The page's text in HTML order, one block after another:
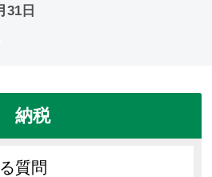
31日
納税
質問